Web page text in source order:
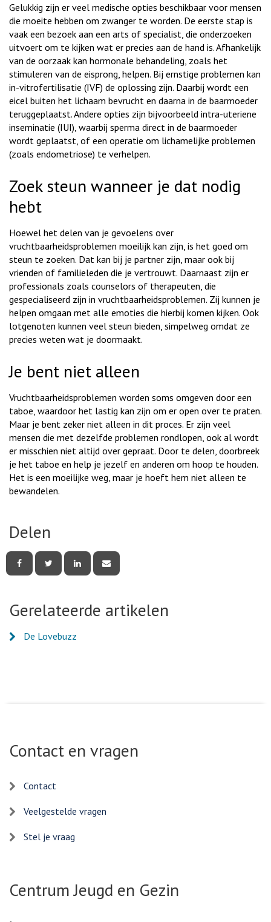
Gelukkig zijn er veel medische opties beschikbaar voor mensen
die moeite hebben om zwanger te worden. De eerste stap is
vaak een bezoek aan een arts of specialist, die onderzoeken
uitvoert om te kijken wat er precies aan de hand is. Afhankelijk
van de oorzaak kan hormonale behandeling, zoals het
stimuleren van de eisprong, helpen. Bij ernstige problemen kan
in-vitrofertilisatie (IVF) de oplossing zijn. Daarbij wordt een
eicel buiten het lichaam bevrucht en daarna in de baarmoeder
teruggeplaatst. Andere opties zijn bijvoorbeeld intra-uteriene
inseminatie (IUI), waarbij sperma direct in de baarmoeder
wordt geplaatst, of een operatie om lichamelijke problemen
(zoals endometriose) te verhelpen.
Zoek steun wanneer je dat nodig
hebt
Hoewel het delen van je gevoelens over
vruchtbaarheidsproblemen moeilijk kan zijn, is het goed om
steun te zoeken. Dat kan bij je partner zijn, maar ook bij
vrienden of familieleden die je vertrouwt. Daarnaast zijn er
professionals zoals counselors of therapeuten, die
gespecialiseerd zijn in vruchtbaarheidsproblemen. Zij kunnen je
helpen omgaan met alle emoties die hierbij komen kijken. Ook
lotgenoten kunnen veel steun bieden, simpelweg omdat ze
precies weten wat je doormaakt.
Je bent niet alleen
Vruchtbaarheidsproblemen worden soms omgeven door een
taboe, waardoor het lastig kan zijn om er open over te praten.
Maar je bent zeker niet alleen in dit proces. Er zijn veel
mensen die met dezelfde problemen rondlopen, ook al wordt
er misschien niet altijd over gepraat. Door te delen, doorbreek
je het taboe en help je jezelf en anderen om hoop te houden.
Het is een moeilijke weg, maar je hoeft hem niet alleen te
bewandelen.
Delen
deze deze deze deze
mail
Gerelateerde artikelen
De Lovebuzz
Contact en vragen
Contact
Veelgestelde vragen
Stel je vraag
Centrum Jeugd en Gezin